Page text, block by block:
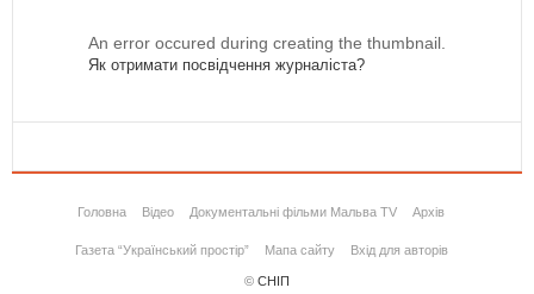
An error occured during creating the thumbnail.
Як отримати посвідчення журналіста?
Головна Відео Документальні фільми Мальва TV Архів
Газета “Український простір” Мапа сайту Вхід для авторів
© СНІП